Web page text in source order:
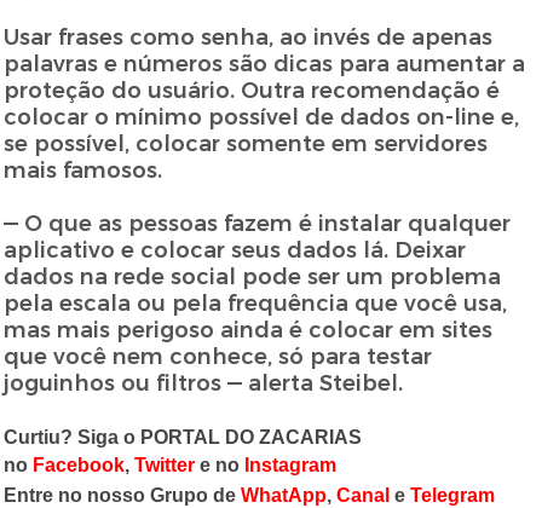
Usar frases como senha, ao invés de apenas
palavras e números são dicas para aumentar a
proteção do usuário. Outra recomendação é
colocar o mínimo possível de dados on-line e,
se possível, colocar somente em servidores
mais famosos.
— O que as pessoas fazem é instalar qualquer
aplicativo e colocar seus dados lá. Deixar
dados na rede social pode ser um problema
pela escala ou pela frequência que você usa,
mas mais perigoso ainda é colocar em sites
que você nem conhece, só para testar
joguinhos ou filtros — alerta Steibel.
Curtiu? Siga o PORTAL DO ZACARIAS
no Facebook,Twitter e no Instagram
Entre no nosso Grupo deWhatApp,Canal eTelegram